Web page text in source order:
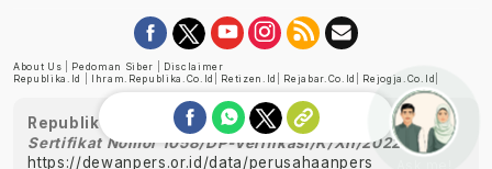
About Us Pedoman Siber
Disclaimer
Republika.id
Ihram.republika.co.id Retizen.id Rejabar.co.id Rejogja.co.id
Republika telah diverifikasi oleh Dewan Pers
Sertifikat Nomor 1058/DP-Verifikasi/K/XII/2022
https://dewanpers.or.id/data/perusahaanpers